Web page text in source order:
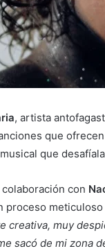
, artista
que
que
colaboración con
proceso
creativa, muy
sacó de mi zona